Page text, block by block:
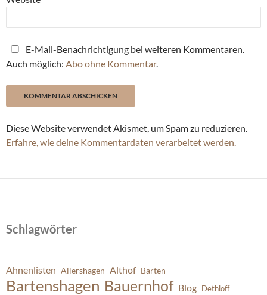
E-Mail-Benachrichtigung bei weiteren Kommentaren.
Auch möglich: Abo ohne Kommentar.
Diese Website verwendet Akismet, um Spam zu reduzieren.
Erfahre, wie deine Kommentardaten verarbeitet werden.
Schlagwörter
Ahnenlisten Allershagen Althof Barten
Bartenshagen Bauernhof Blog Dethloff